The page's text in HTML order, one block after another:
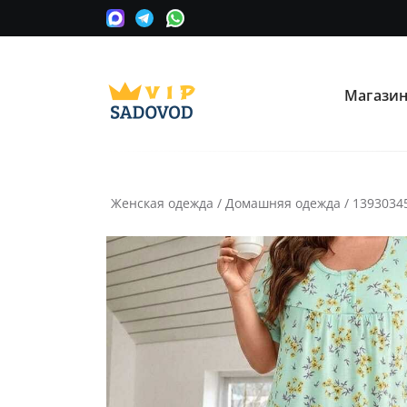
О нас
Информация
Условия покупки
Как сделать заказ
Рассчитать доставку
Магазин
Женская одежда / Домашняя одежда /